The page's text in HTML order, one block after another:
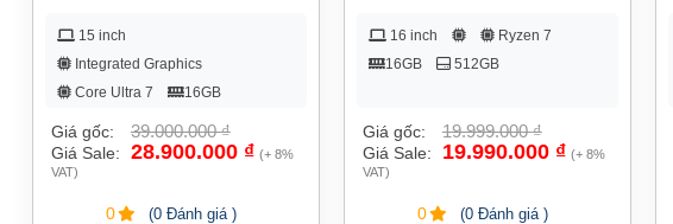
15 inch
Integrated Graphics
Core Ultra 7
16GB
512GB
Giá gốc: 39.000.000₫
Giá Sale: 28.900.000 ₫ (+ 8%
VAT)
0 (0 Đánh giá )
16 inch
Ryzen 7
16GB
512GB
Giá gốc: 19.999.000₫
Giá Sale: 19.990.000 ₫ (+ 8%
VAT)
0 (0 Đánh giá )